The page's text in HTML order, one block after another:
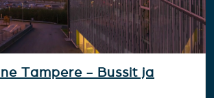
Tampere - Bussit ja